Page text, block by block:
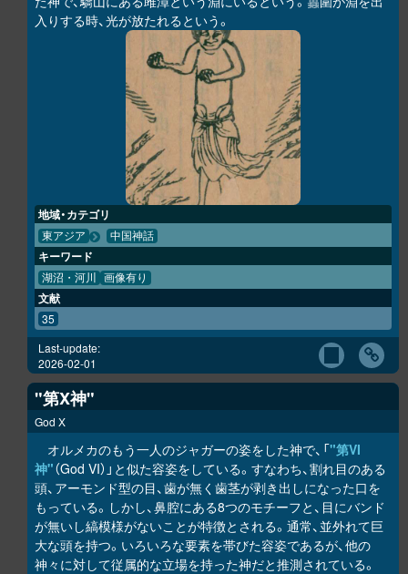
𧕛
入りする時、光が放たれるという。
地域・カテゴリ
東アジア 中国神話
キーワード
湖沼・河川 画像有り
文献
35
Last-update:
2026-02-01
"第X神"
God X
オルメカのもう一人のジャガーの姿をした神で、「"第VI
神"（God VI）」と似た容姿をしている。すなわち、割れ目のある
頭、アーモンド型の目、歯が無く歯茎が剥き出しになった口を
もっている。しかし、鼻腔にある8つのモチーフと、目にバンド
が無いし縞模様がないことが特徴とされる。通常、並外れて巨
大な頭を持つ。いろいろな要素を帯びた容姿であるが、他の
神々に対して従属的な立場を持った神だと推測されている。